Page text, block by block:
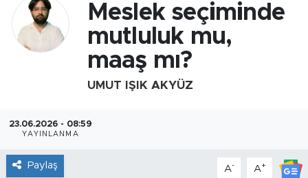
Meslek seçiminde
mutluluk mu,
maaş mı?
UMUT IŞIK AKYÜZ
23.06.2026 - 08:59
YAYINLANMA
Paylaş A- A+
Samsun Rehberi
Resmi İlanlar
SAMSUN Namaz Vakitleri
Samsun Trafik Yoğunluk Haritası
Süper Lig Puan Durumu ve Fikstür
Tüm Manşetler
Son Dakika Haberleri